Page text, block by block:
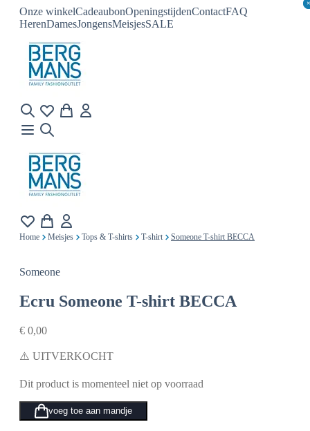
Onze winkelCadeaubonOpeningstijdenContactFAQ
HerenDamesJongensMeisjesSALE
×
×
Home Meisjes Tops & T-shirts T-shirt Someone T-shirt BECCA
Someone
Ecru Someone T-shirt BECCA
€ 0,00
⚠️ UITVERKOCHT
Dit product is momenteel niet op voorraad
voeg toe aan mandje